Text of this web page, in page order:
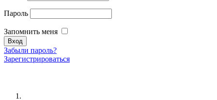
Пароль
Запомнить меня
Забыли пароль?
Зарегистрироваться